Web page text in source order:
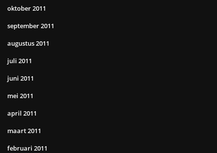
oktober 2011
september 2011
augustus 2011
juli 2011
juni 2011
mei 2011
april 2011
maart 2011
februari 2011